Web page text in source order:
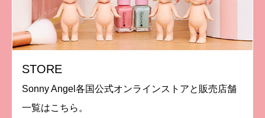
STORE
Sonny Angel各国公式オンラインストアと販売店舗
一覧はこちら。